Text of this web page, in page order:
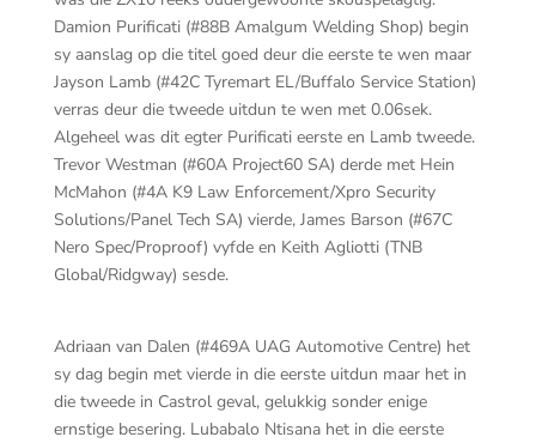
Damion Purificati (#88B Amalgum Welding Shop) begin
sy aanslag op die titel goed deur die eerste te wen maar
Jayson Lamb (#42C Tyremart EL/Buffalo Service Station)
verras deur die tweede uitdun te wen met 0.06sek.
Algeheel was dit egter Purificati eerste en Lamb tweede.
Trevor Westman (#60A Project60 SA) derde met Hein
McMahon (#4A K9 Law Enforcement/Xpro Security
Solutions/Panel Tech SA) vierde, James Barson (#67C
Nero Spec/Proproof) vyfde en Keith Agliotti (TNB
Global/Ridgway) sesde.
Adriaan van Dalen (#469A UAG Automotive Centre) het
sy dag begin met vierde in die eerste uitdun maar het in
die tweede in Castrol geval, gelukkig sonder enige
ernstige besering. Lubabalo Ntisana het in die eerste